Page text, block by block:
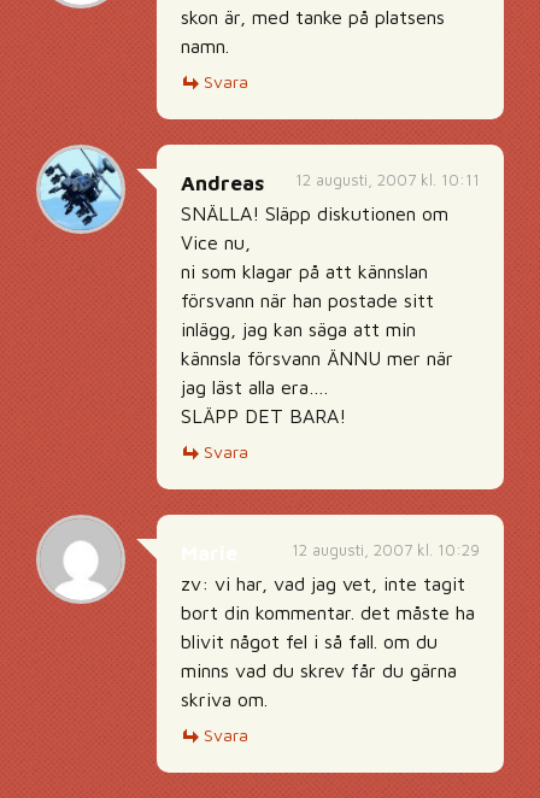
skon är, med tanke på platsens
namn.
Svara
12 augusti, 2007 kl. 10:11
Andreas
SNÄLLA! Släpp diskutionen om
Vice nu,
ni som klagar på att kännslan
försvann när han postade sitt
inlägg, jag kan säga att min
kännsla försvann ÄNNU mer när
jag läst alla era….
SLÄPP DET BARA!
Svara
12 augusti, 2007 kl. 10:29
zv: vi har, vad jag vet, inte tagit
bort din kommentar. det måste ha
blivit något fel i så fall. om du
minns vad du skrev får du gärna
skriva om.
Svara